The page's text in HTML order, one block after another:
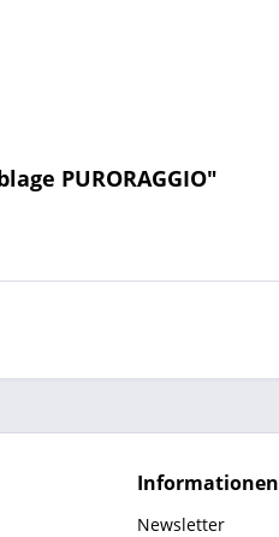
PURORAGGIO"
Informationen
Newsletter